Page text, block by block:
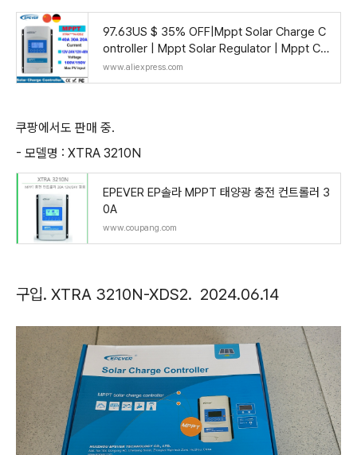
97.63US $ 35% OFF|Mppt Solar Charge C
ontroller | Mppt Solar Regulator | Mppt Co
ntroller 12v - Epever - Aliexpress
www.aliexpress.com
쿠팡에서도 판매 중.
- 모델명 : XTRA 3210N
EPEVER EP솔라 MPPT 태양광 충전 컨트롤러 3
0A
www.coupang.com
구입. XTRA 3210N-XDS2. 2024.06.14